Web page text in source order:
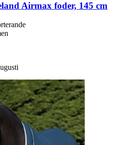
Airmax foder, 145 cm